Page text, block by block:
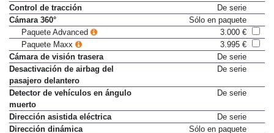
neumáticos
Control de tracción
De serie
Cámara 360°
Sólo en paquete
Paquete Advanced
3.000 €
Paquete Maxx
3.995 €
Cámara de visión trasera
De serie
Desactivación de airbag del
pasajero delantero
Detector de vehículos en ángulo
muerto
Dirección asistida eléctrica
De serie